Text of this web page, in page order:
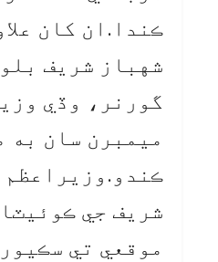
ڪندا.ان کان
شهباز شريف
گورنر، وڏي
ميمبرن سان به
ڪندو.وزيراعظم
شريف جي
موقعي تي